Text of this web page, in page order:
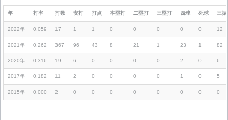
年 打率 打数 安打 打点 本塁打 二塁打 三塁打 四球 死球 三振
2022年 0.059 17 1 1 0 0 0 0 0 12
2021年 0.262 367 96 43 8 21 1 23 1 82
2020年 0.316 19 6 0 0 0 0 2 0 6
2017年 0.182 11 2 0 0 0 0 1 0 5
2015年 0.000 2 0 0 0 0 0 0 0 0